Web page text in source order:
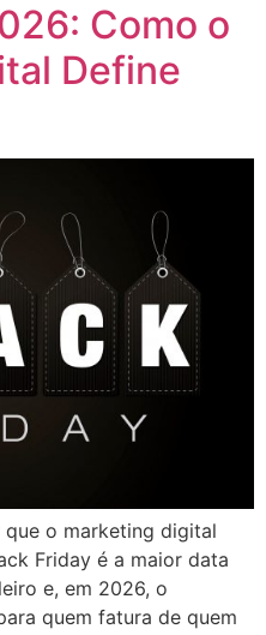
Como o
Define
que o marketing digital
Friday é a maior data
e, em 2026, o
quem fatura de quem